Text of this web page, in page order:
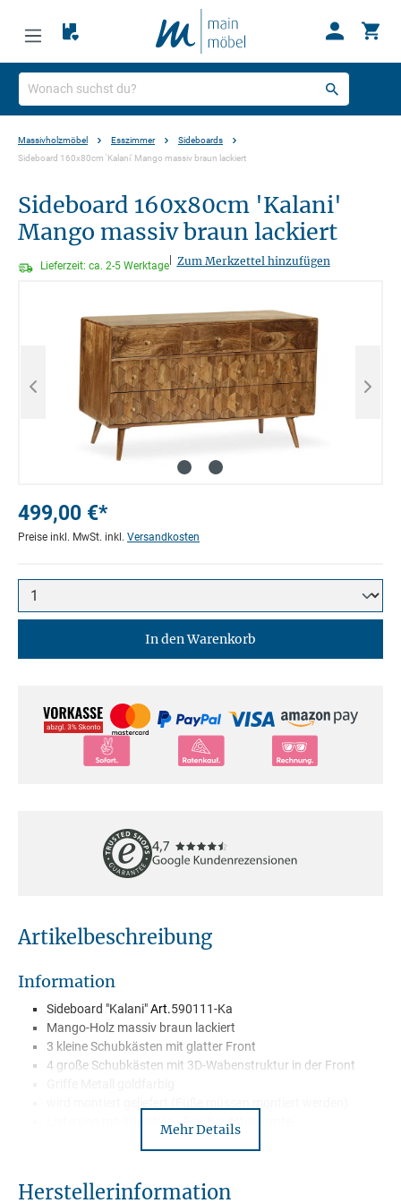
Massivholzmöbel Esszimmer
Sideboards
Sideboard 160x80cm 'Kalani' Mango massiv braun lackiert
Sideboard 160x80cm 'Kalani'
Mango massiv braun lackiert
Lieferzeit: ca. 2-5 Werktage Zum Merkzettel hinzufügen
499,00 €*
Preise inkl. MwSt. inkl. Versandkosten
In den Warenkorb
Artikelbeschreibung
Information
Sideboard "Kalani"Art.590111-Ka
Mango-Holz massiv braun lackiert
3 kleine Schubkästen mit glatter Front
4 große Schubkästen mit 3D-Wabenstruktur in der Front
Lieferung mit Spedition - Frei Bordsteinkante-
Maßangaben
Mehr Details
Herstellerinformation